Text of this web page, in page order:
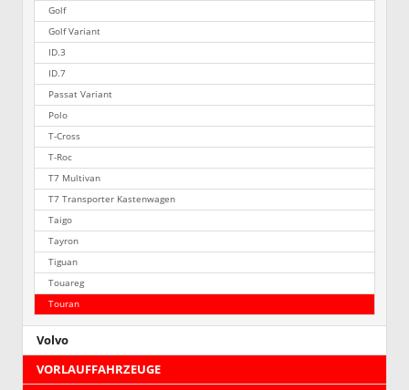
Golf
Golf Variant
ID.3
ID.7
Passat Variant
Polo
T-Cross
T-Roc
T7 Multivan
T7 Transporter Kastenwagen
Taigo
Tayron
Tiguan
Touareg
Touran
Volvo
VORLAUFFAHRZEUGE